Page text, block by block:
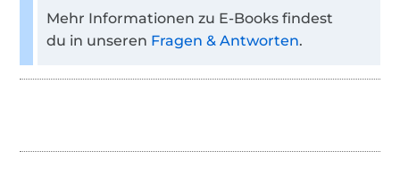
Mehr Informationen zu E-Books findest
du in unseren Fragen & Antworten.